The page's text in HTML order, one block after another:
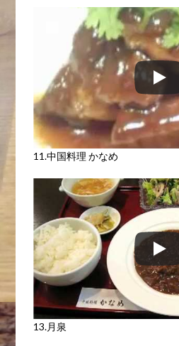
11.中国料理 かなめ
13.月泉